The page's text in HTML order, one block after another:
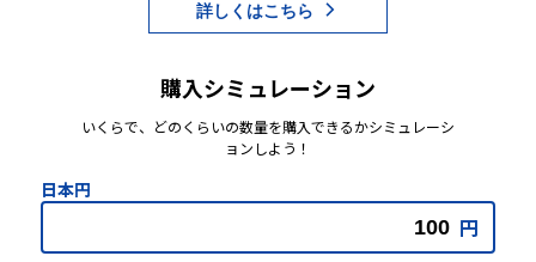
詳しくはこちら
購入シミュレーション
いくらで、どのくらいの数量を購入できるかシミュレーシ
ョンしよう！
日本円
円